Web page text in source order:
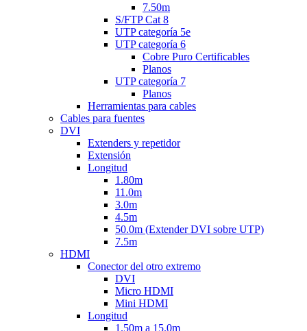
7.50m
S/FTP Cat 8
UTP categoría 5e
UTP categoría 6
Cobre Puro Certificables
Planos
UTP categoría 7
Planos
Herramientas para cables
Cables para fuentes
DVI
Extenders y repetidor
Extensión
Longitud
1.80m
11.0m
3.0m
4.5m
50.0m (Extender DVI sobre UTP)
7.5m
HDMI
Conector del otro extremo
DVI
Micro HDMI
Mini HDMI
Longitud
1.50m a 15.0m